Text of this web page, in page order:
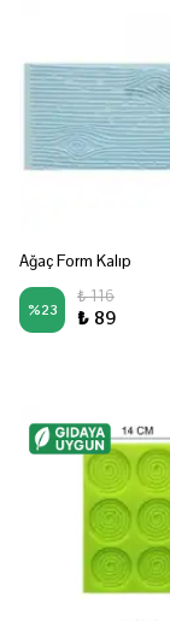
Ağaç Form Kalıp
%23
₺ 116
₺ 89